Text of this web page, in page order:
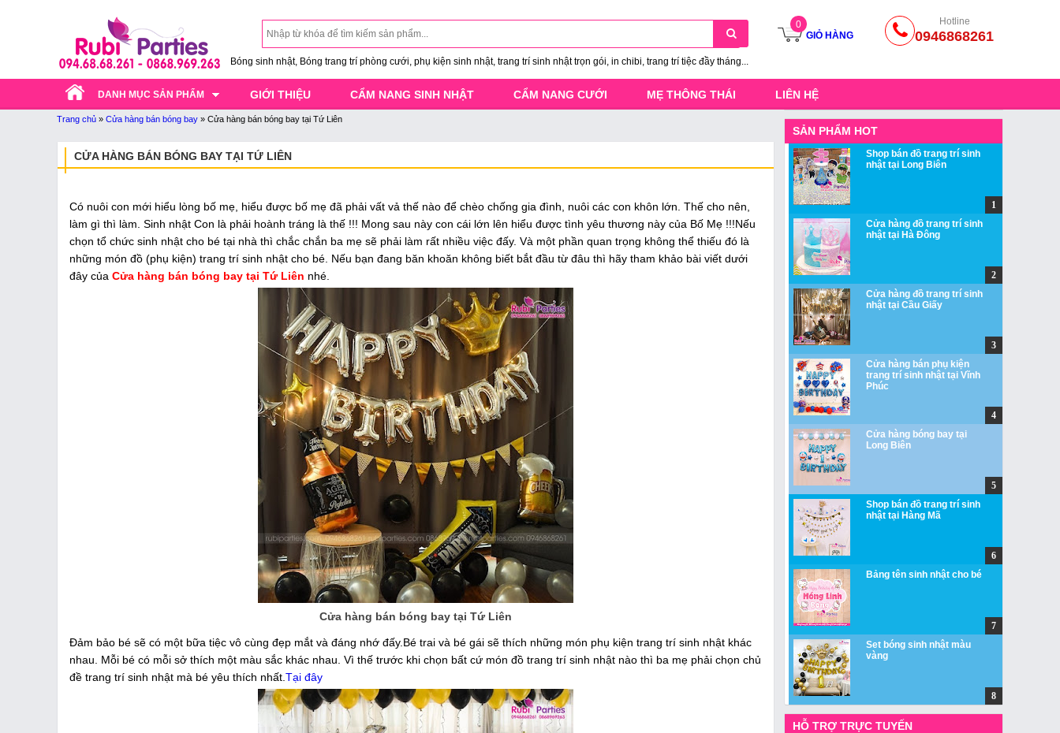
Bóng sinh nhật, Bóng trang trí phòng cưới, phụ kiện sinh nhật, trang trí sinh nhật trọn gói, in chibi, trang trí tiệc đầy tháng...
0
GIỎ HÀNG
Hotline
0946868261
DANH MỤC SẢN PHẨM GIỚI THIỆU CẨM NANG SINH NHẬT CẨM NANG CƯỚI MẸ THÔNG THÁI LIÊN HỆ
Trang chủ » Cửa hàng bán bóng bay » Cửa hàng bán bóng bay tại Tứ Liên
CỬA HÀNG BÁN BÓNG BAY TẠI TỨ LIÊN
Có nuôi con mới hiểu lòng bố mẹ, hiểu được bố mẹ đã phải vất vả thế nào để chèo chống gia đình, nuôi các con khôn lớn. Thế cho nên,
làm gì thì làm. Sinh nhật Con là phải hoành tráng là thế !!! Mong sau này con cái lớn lên hiểu được tình yêu thương này của Bố Mẹ !!!Nếu
chọn tổ chức sinh nhật cho bé tại nhà thì chắc chắn ba mẹ sẽ phải làm rất nhiều việc đấy. Và một phần quan trọng không thể thiếu đó là
những món đồ (phụ kiện) trang trí sinh nhật cho bé. Nếu bạn đang băn khoăn không biết bắt đầu từ đâu thì hãy tham khảo bài viết dưới
đây của Cửa hàng bán bóng bay tại Tứ Liên nhé.
Cửa hàng bán bóng bay tại Tứ Liên
Đảm bảo bé sẽ có một bữa tiệc vô cùng đẹp mắt và đáng nhớ đấy.Bé trai và bé gái sẽ thích những món phụ kiện trang trí sinh nhật khác
nhau. Mỗi bé có mỗi sở thích một màu sắc khác nhau. Vì thế trước khi chọn bất cứ món đồ trang trí sinh nhật nào thì ba mẹ phải chọn chủ
đề trang trí sinh nhật mà bé yêu thích nhất. Tại đây
SẢN PHẨM HOT
Shop bán đồ trang trí sinh
nhật tại Long Biên
Cửa hàng đồ trang trí sinh
nhật tại Hà Đông
Cửa hàng đồ trang trí sinh
nhật tại Cầu Giấy
Cửa hàng bán phụ kiện
trang trí sinh nhật tại Vĩnh
Phúc
Cửa hàng bóng bay tại
Long Biên
Shop bán đồ trang trí sinh
nhật tại Hàng Mã
Bảng tên sinh nhật cho bé
Set bóng sinh nhật màu
vàng
HỖ TRỢ TRỰC TUYẾN